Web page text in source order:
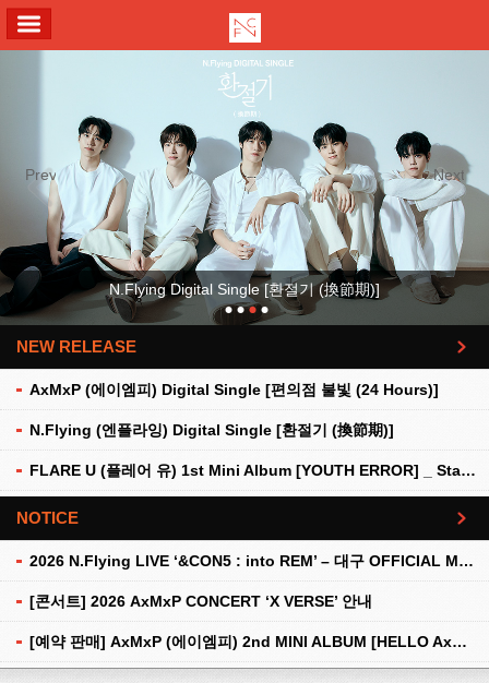
Previous Next
N.Flying Digital Single [환절기 (換節期)]
NEW RELEASE
AxMxP (에이엠피) Digital Single [편의점 불빛 (24 Hours)]
N.Flying (엔플라잉) Digital Single [환절기 (換節期)]
FLARE U (플레어 유) 1st Mini Album [YOUTH ERROR] _ Stationery Kit Ver.
더보기
NOTICE
2026 N.Flying LIVE ‘&CON5 : into REM’ – 대구 OFFICIAL MD 현장 판매 안내
[콘서트] 2026 AxMxP CONCERT ‘X VERSE’ 안내
[예약 판매] AxMxP (에이엠피) 2nd MINI ALBUM [HELLO AxMxP] 예약 판매 안내
더보기